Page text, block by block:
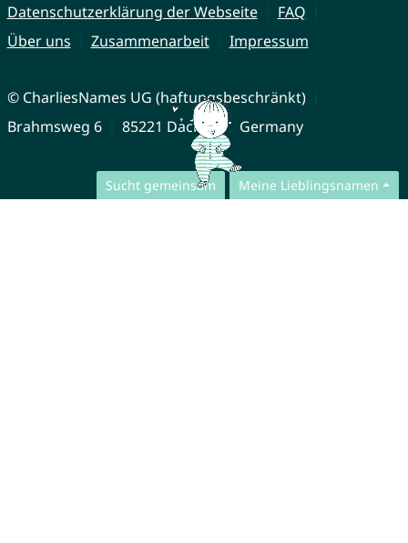
Sucht gemeinsam Meine Lieblingsnamen
Datenschutzerklärung der Webseite
FAQ
Über uns
Zusammenarbeit Impressum
© CharliesNames UG (haftungsbeschränkt)
Brahmsweg 6
85221 Dachau Germany